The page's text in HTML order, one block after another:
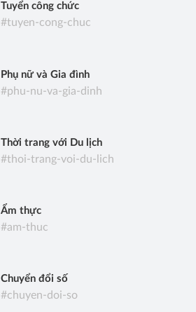
Tuyển công chức
#tuyen-cong-chuc
Phụ nữ và Gia đình
#phu-nu-va-gia-dinh
Thời trang với Du lịch
#thoi-trang-voi-du-lich
Ẩm thực
#am-thuc
Chuyển đổi số
#chuyen-doi-so